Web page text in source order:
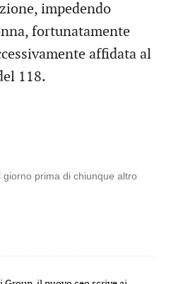
impedendo
fortunatamente
affidata al
118.
prima di chiunque altro